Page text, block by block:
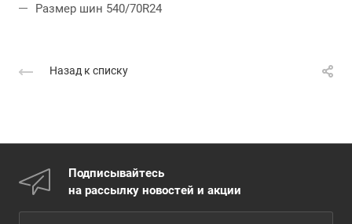
Размер шин 540/70R24
Назад к списку
Подписывайтесь
на рассылку новостей и акции